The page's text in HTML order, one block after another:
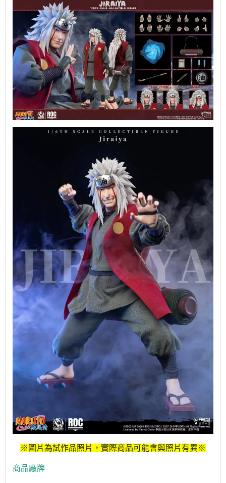
※圖片為試作品照片，實際商品可能會與照片有異※
商品廠牌